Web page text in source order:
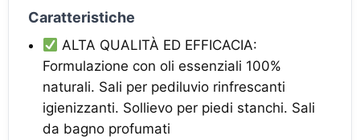
Caratteristiche
ALTA QUALITÀ ED EFFICACIA:
Formulazione con oli essenziali 100%
naturali. Sali per pediluvio rinfrescanti
igienizzanti. Sollievo per piedi stanchi. Sali
da bagno profumati